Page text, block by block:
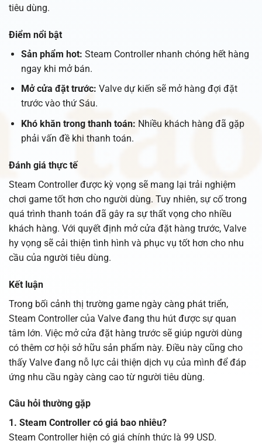
tiêu dùng.
Điểm nổi bật
Sản phẩm hot: Steam Controller nhanh chóng hết hàng
ngay khi mở bán.
Mở cửa đặt trước: Valve dự kiến sẽ mở hàng đợi đặt
trước vào thứ Sáu.
Khó khăn trong thanh toán: Nhiều khách hàng đã gặp
phải vấn đề khi thanh toán.
Đánh giá thực tế
Steam Controller được kỳ vọng sẽ mang lại trải nghiệm
chơi game tốt hơn cho người dùng. Tuy nhiên, sự cố trong
quá trình thanh toán đã gây ra sự thất vọng cho nhiều
khách hàng. Với quyết định mở cửa đặt hàng trước, Valve
hy vọng sẽ cải thiện tình hình và phục vụ tốt hơn cho nhu
cầu của người tiêu dùng.
Kết luận
Trong bối cảnh thị trường game ngày càng phát triển,
Steam Controller của Valve đang thu hút được sự quan
tâm lớn. Việc mở cửa đặt hàng trước sẽ giúp người dùng
có thêm cơ hội sở hữu sản phẩm này. Điều này cũng cho
thấy Valve đang nỗ lực cải thiện dịch vụ của mình để đáp
ứng nhu cầu ngày càng cao từ người tiêu dùng.
Câu hỏi thường gặp
1. Steam Controller có giá bao nhiêu?
Steam Controller hiện có giá chính thức là 99 USD.